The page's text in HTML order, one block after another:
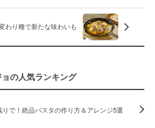
わり種で新たな味わいも
の人気ランキング
りで！絶品パスタの作り方＆アレンジ5選